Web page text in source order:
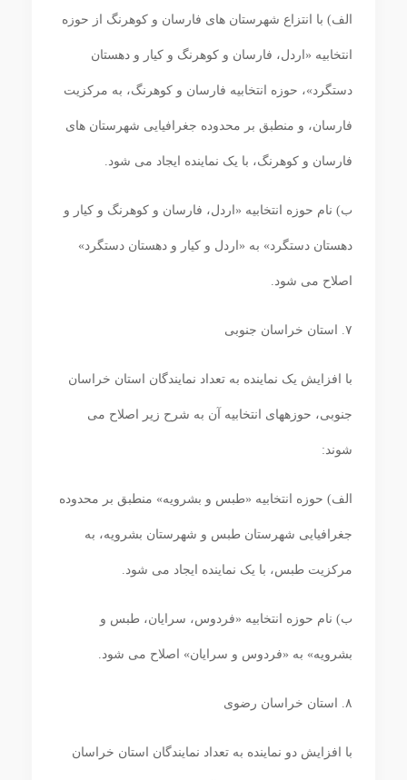
الف) با انتزاع شهرستان ‏های فارسان و کوهرنگ از حوزه
انتخابیه «اردل، فارسان و کوهرنگ و کیار و دهستان
دستگرد»، حوزه انتخابیه فارسان و کوهرنگ، به مرکزیت
فارسان، و منطبق بر محدوده جغرافیایی شهرستان‏ های
فارسان و کوهرنگ، با یک نماینده ایجاد می‏ شود.
ب) نام حوزه انتخابیه «اردل، فارسان و کوهرنگ و کیار و
دهستان دستگرد» به «اردل و کیار و دهستان دستگرد»
اصلاح می ‏شود.
۷. استان خراسان جنوبی
با افزایش یک نماینده به تعداد نمایندگان استان خراسان
جنوبی، حوزه‏های انتخابیه آن به شرح زیر اصلاح می
‏شوند:
الف) حوزه انتخابیه «طبس و بشرویه» منطبق بر محدوده
جغرافیایی شهرستان طبس و شهرستان بشرویه، به
مرکزیت طبس، با یک نماینده ایجاد می‏ شود.
ب) نام حوزه انتخابیه «فردوس، سرایان، طبس و
بشرویه» به «فردوس و سرایان» اصلاح می‏ شود.
۸. استان خراسان رضوی
با افزایش دو نماینده به تعداد نمایندگان استان خراسان